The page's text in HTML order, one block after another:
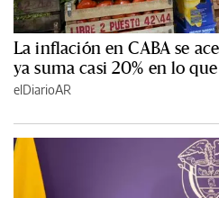
La inflación en CABA se
ya suma casi 20% en lo
elDiarioAR